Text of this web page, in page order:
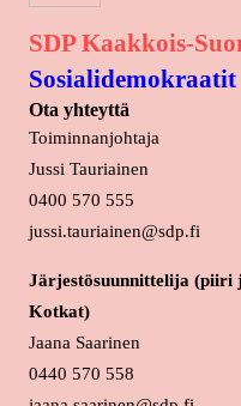
SDP Kaakkois-
Sosialidemokraatit
Ota yhteyttä
Toiminnanjohtaja
Jussi Tauriainen
0400 570 555
jussi.tauriainen@sdp.fi
Järjestösuunnittelija (piiri
Kotkat)
Jaana Saarinen
0440 570 558